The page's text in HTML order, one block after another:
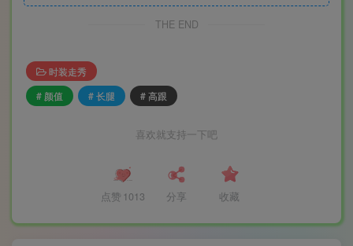
THE END
时装走秀
# 颜值
# 长腿 # 高跟
喜欢就支持一下吧
点赞 1013 分享 收藏